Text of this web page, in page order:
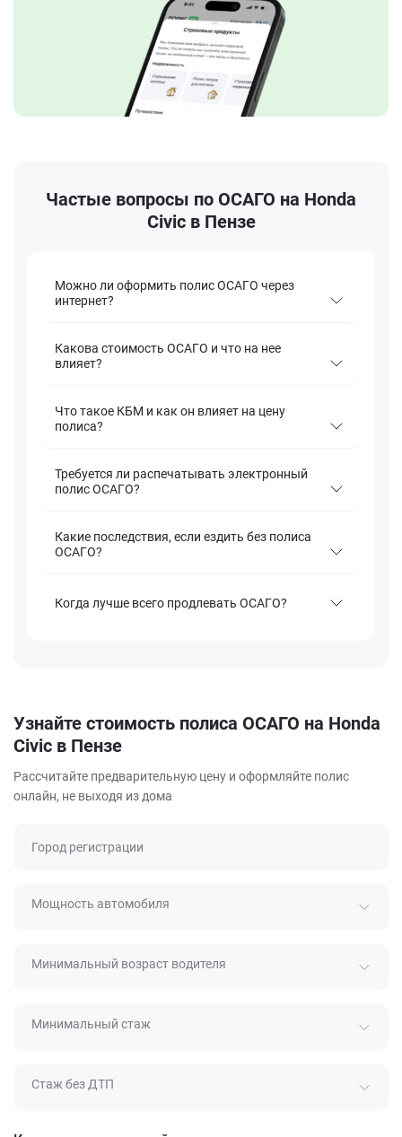
Частые вопросы по ОСАГО на Honda
Civic в Пензе
Можно ли оформить полис ОСАГО через
интернет?
Какова стоимость ОСАГО и что на нее
влияет?
Что такое КБМ и как он влияет на цену
полиса?
Требуется ли распечатывать электронный
полис ОСАГО?
Какие последствия, если ездить без полиса
ОСАГО?
Когда лучше всего продлевать ОСАГО?
Узнайте стоимость полиса ОСАГО на Honda
Civic в Пензе
Рассчитайте предварительную цену и оформляйте полис
онлайн, не выходя из дома
Город регистрации
Мощность автомобиля
Минимальный возраст водителя
Минимальный стаж
Стаж без ДТП